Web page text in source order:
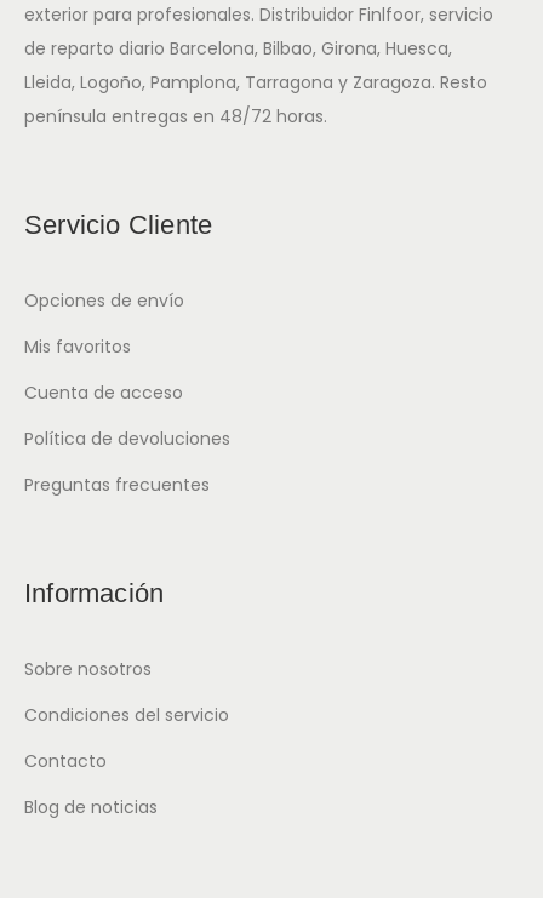
exterior para profesionales. Distribuidor Finlfoor, servicio
de reparto diario Barcelona, Bilbao, Girona, Huesca,
Lleida, Logoño, Pamplona, Tarragona y Zaragoza. Resto
península entregas en 48/72 horas.
Servicio Cliente
Opciones de envío
Mis favoritos
Cuenta de acceso
Política de devoluciones
Preguntas frecuentes
Información
Sobre nosotros
Condiciones del servicio
Contacto
Blog de noticias